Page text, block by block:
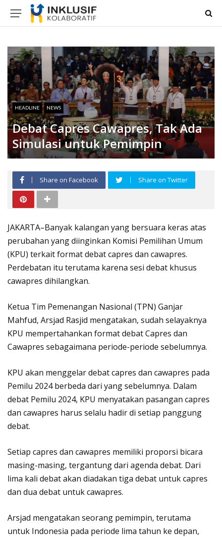
HEADLINE NEWS
Debat Capres Cawapres, Tak Ada
Simulasi untuk Pemimpin
Share on Facebook Share on Twitter
JAKARTA–Banyak kalangan yang bersuara keras atas
perubahan yang diinginkan Komisi Pemilihan Umum
(KPU) terkait format debat capres dan cawapres.
Perdebatan itu terutama karena sesi debat khusus
cawapres dihilangkan.
Ketua Tim Pemenangan Nasional (TPN) Ganjar
Mahfud, Arsjad Rasjid mengatakan, sudah selayaknya
KPU mempertahankan format debat Capres dan
Cawapres sebagaimana periode-periode sebelumnya.
KPU akan menggelar debat capres dan cawapres pada
Pemilu 2024 berbeda dari yang sebelumnya. Dalam
debat Pemilu 2024, KPU menyatakan pasangan capres
dan cawapres harus selalu hadir di setiap panggung
debat.
Setiap capres dan cawapres memiliki proporsi bicara
masing-masing, tergantung dari agenda debat. Dari
lima kali debat akan diadakan tiga debat untuk capres
dan dua debat untuk cawapres.
Arsjad mengatakan seorang pemimpin, terutama
untuk Indonesia pada periode lima tahun ke depan,